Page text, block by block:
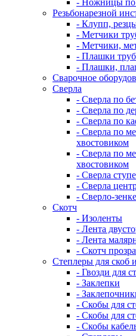
- Ножницы по
Резьбонарезной
- Клупп,
- Метчики
- Метчики,
- Плашки
- Плашки,
Сварочное
Сверла
- Сверла по
- Сверла по
- Сверла по
- Сверла по
хвостовиком
- Сверла по
хвостовиком
- Сверла
- Сверла
- Сверло-
Скотч
- Изоленты
- Лента
- Лента
- Скотч
Степлеры для скоб
- Гвозди для
- Заклепки
-
- Скобы для
- Скобы для
- Скобы